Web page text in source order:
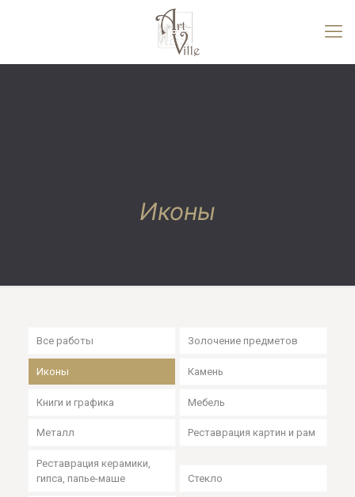
Иконы
Все работы Золочение предметов
Иконы Камень
Книги и графика Мебель
Металл Реставрация картин и рам
Реставрация керамики,
гипса, папье-маше
Стекло